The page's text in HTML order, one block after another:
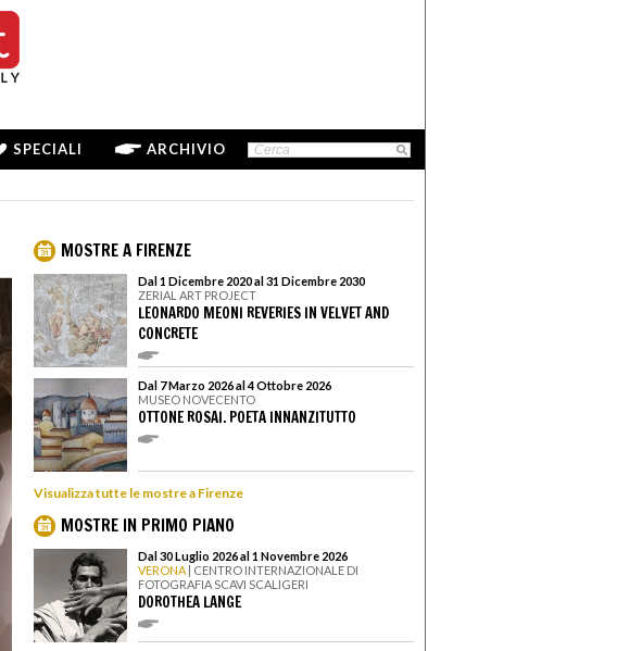
SPECIALI ARCHIVIO
MOSTRE A FIRENZE
Dal 1 Dicembre 2020 al 31 Dicembre 2030
ZERIAL ART PROJECT
LEONARDO MEONI REVERIES IN VELVET AND
CONCRETE
Dal 7 Marzo 2026 al 4 Ottobre 2026
MUSEO NOVECENTO
OTTONE ROSAI. POETA INNANZITUTTO
Visualizza tutte le mostre a Firenze
MOSTRE IN PRIMO PIANO
Dal 30 Luglio 2026 al 1 Novembre 2026
VERONA | CENTRO INTERNAZIONALE DI
FOTOGRAFIA SCAVI SCALIGERI
DOROTHEA LANGE